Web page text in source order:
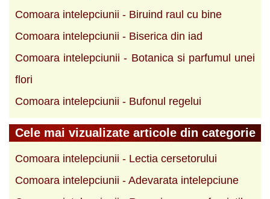
Comoara intelepciunii - Biruind raul cu bine
Comoara intelepciunii - Biserica din iad
Comoara intelepciunii - Botanica si parfumul unei
flori
Comoara intelepciunii - Bufonul regelui
Cele mai vizualizate articole din categorie
Comoara intelepciunii - Lectia cersetorului
Comoara intelepciunii - Adevarata intelepciune